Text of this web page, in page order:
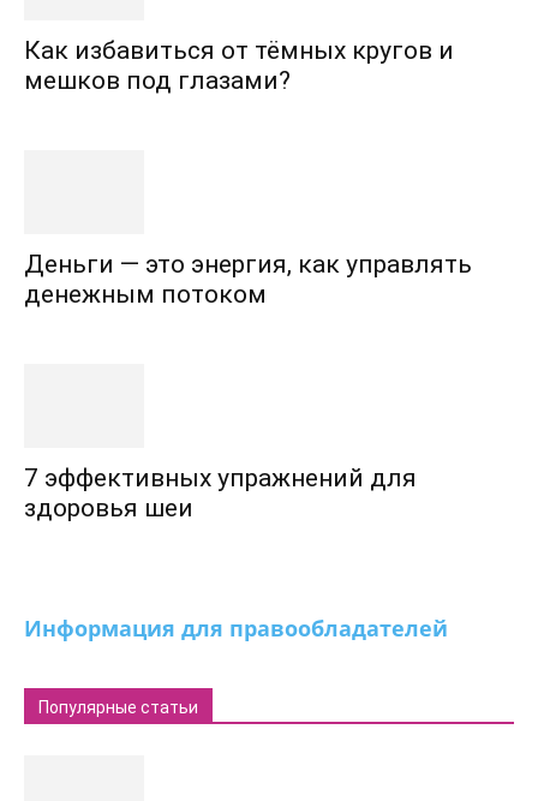
Как избавиться от тёмных кругов и
мешков под глазами?
Деньги — это энергия, как управлять
денежным потоком
7 эффективных упражнений для
здоровья шеи
Информация для правообладателей
Популярные статьи